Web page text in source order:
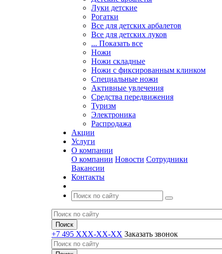
Луки детские
Рогатки
Все для детских арбалетов
Все для детских луков
... Показать все
Ножи
Ножи складные
Ножи с фиксированным клинком
Специальные ножи
Активные увлечения
Средства передвижения
Туризм
Электроника
Распродажа
Акции
Услуги
О компании
О компании Новости Сотрудники
Вакансии
Контакты
+7 495 XXX-XX-XX Заказать звонок